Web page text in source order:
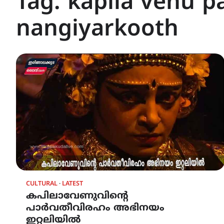
nangiyarkooth
CULTURAL LATEST
കപിലാവേണുവിൻ്റെ
പാർവതീവിരഹം അഭിനയം
ഇറ്റലിയിൽ